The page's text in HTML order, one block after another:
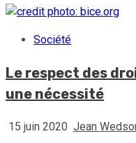
Société
Le respect des
une nécessité
15 juin 2020 Jean